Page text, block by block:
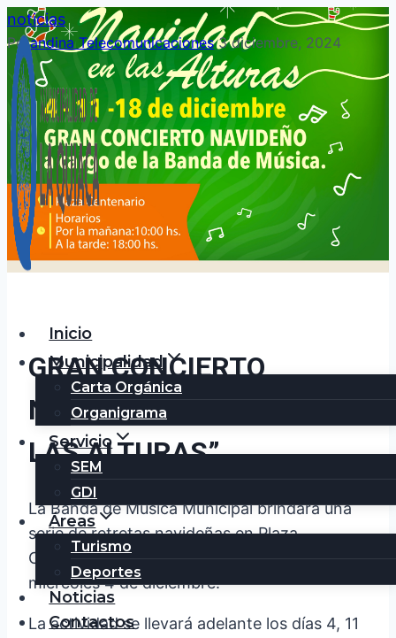
Saltar
al
contenido
Inicio
Municipalidad
Carta Orgánica
Organigrama
Servicio
SEM
GDI
Áreas
Turismo
Deportes
Noticias
Contactos
noticias
Porandina Telecomunicaciones 3 diciembre, 2024
GRAN CONCIERTO
NAVIDEÑO “NAVIDAD EN
LAS ALTURAS”
La Banda de Música Municipal brindará una
serie de retretas navideñas en Plaza
Centenario a partir del día de mañana,
miércoles 4 de diciembre.
La actividad se llevará adelante los días 4, 11